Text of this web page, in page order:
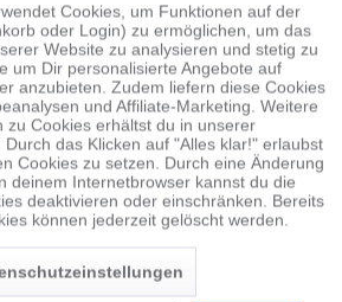
Produkt ähnlich ...mehr
Aktiv
Inaktiv
Inaktiv
Inaktiv
Cookies, um Funktionen auf der
oder Login) zu ermöglichen, um das
Website zu analysieren und stetig zu
um Dir personalisierte Angebote auf
anzubieten. Zudem liefern diese Cookies
und Affiliate-Marketing. Weitere
zu Cookies erhältst du in unserer
das Klicken auf "Alles klar!" erlaubst
Cookies zu setzen. Durch eine Änderung
deinem Internetbrowser kannst du die
deaktivieren oder einschränken. Bereits
können jederzeit gelöscht werden.